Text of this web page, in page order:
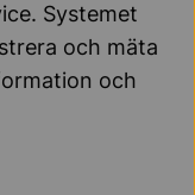
Systemet
och mäta
och